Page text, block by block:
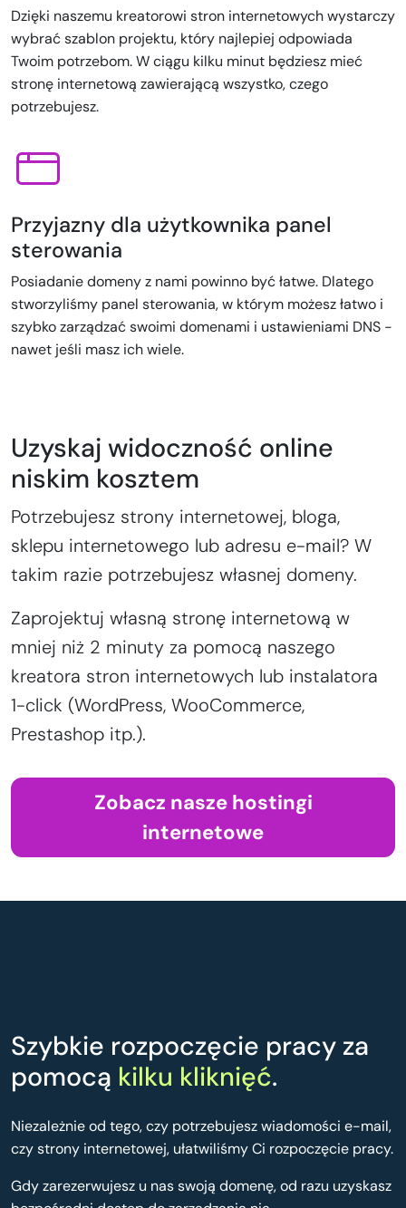
Dzięki naszemu kreatorowi stron internetowych wystarczy
wybrać szablon projektu, który najlepiej odpowiada
Twoim potrzebom. W ciągu kilku minut będziesz mieć
stronę internetową zawierającą wszystko, czego
potrzebujesz.
Przyjazny dla użytkownika panel
sterowania
Posiadanie domeny z nami powinno być łatwe. Dlatego
stworzyliśmy panel sterowania, w którym możesz łatwo i
szybko zarządzać swoimi domenami i ustawieniami DNS -
nawet jeśli masz ich wiele.
Uzyskaj widoczność online
niskim kosztem
Potrzebujesz strony internetowej, bloga,
sklepu internetowego lub adresu e-mail? W
takim razie potrzebujesz własnej domeny.
Zaprojektuj własną stronę internetową w
mniej niż 2 minuty za pomocą naszego
kreatora stron internetowych lub instalatora
1-click (WordPress, WooCommerce,
Prestashop itp.).
Zobacz nasze hostingi
internetowe
Szybkie rozpoczęcie pracy za
pomocą kilku kliknięć.
Niezależnie od tego, czy potrzebujesz wiadomości e-mail,
czy strony internetowej, ułatwiliśmy Ci rozpoczęcie pracy.
Gdy zarezerwujesz u nas swoją domenę, od razu uzyskasz